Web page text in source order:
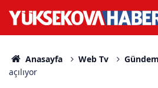
Anasayfa Web Tv Gündem
açılıyor